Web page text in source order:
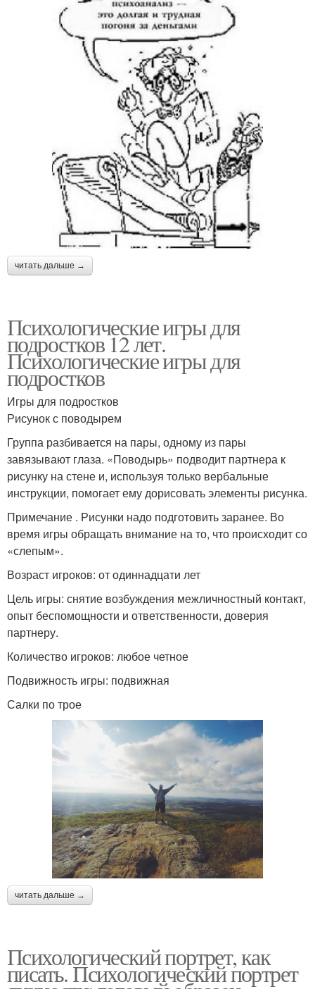
читать дальше →
Психологические игры для
подростков 12 лет.
Психологические игры для
подростков
Игры для подростков
Рисунок с поводырем
Группа разбивается на пары, одному из пары
завязывают глаза. «Поводырь» подводит партнера к
рисунку на стене и, используя только вербальные
инструкции, помогает ему дорисовать элементы рисунка.
Примечание . Рисунки надо подготовить заранее. Во
время игры обращать внимание на то, что происходит со
«слепым».
Возраст игроков: от одиннадцати лет
Цель игры: снятие возбуждения межличностный контакт,
опыт беспомощности и ответственности, доверия
партнеру.
Количество игроков: любое четное
Подвижность игры: подвижная
Салки по трое
читать дальше →
Психологический портрет, как
писать. Психологический портрет